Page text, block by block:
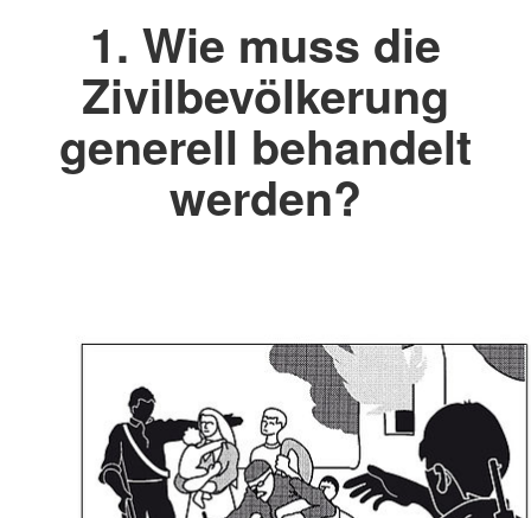
1. Wie muss die
Zivilbevölkerung
generell behandelt
werden?